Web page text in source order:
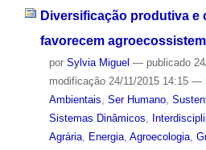
Diversificação produtiva e
favorecem
por Sylvia Miguel — publicado
modificação24/11/2015 14:15 —
Ambientais, Ser Humano,
Sistemas Dinâmicos,
Agrária, Energia, Agroecologia,